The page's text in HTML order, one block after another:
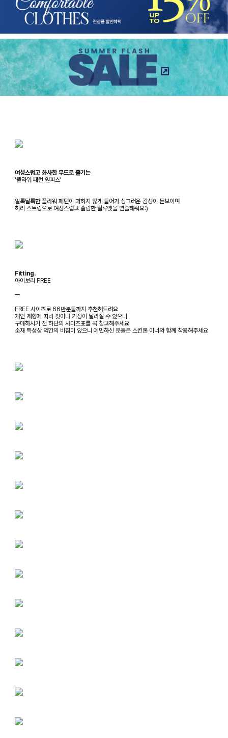
여성스럽고 화사한 무드로 즐기는
'플라워 패턴 원피스'
알록달록한 플라워 패턴이 과하지 않게 들어가 싱그러운 감성이 돋보이며
허리 스트링으로 여성스럽고 슬림한 실루엣을 연출해줘요:)
Fitting.
아이보리 FREE
ㅡ
FREE 사이즈로 66반분들까지 추천해드려요
개인 체형에 따라 핏이나 기장이 달라질 수 있으니
구매하시기 전 하단의 사이즈표를 꼭 참고해주세요
소재 특성상 약간의 비침이 있으니 예민하신 분들은 스킨톤 이너와 함께 착용해주세요